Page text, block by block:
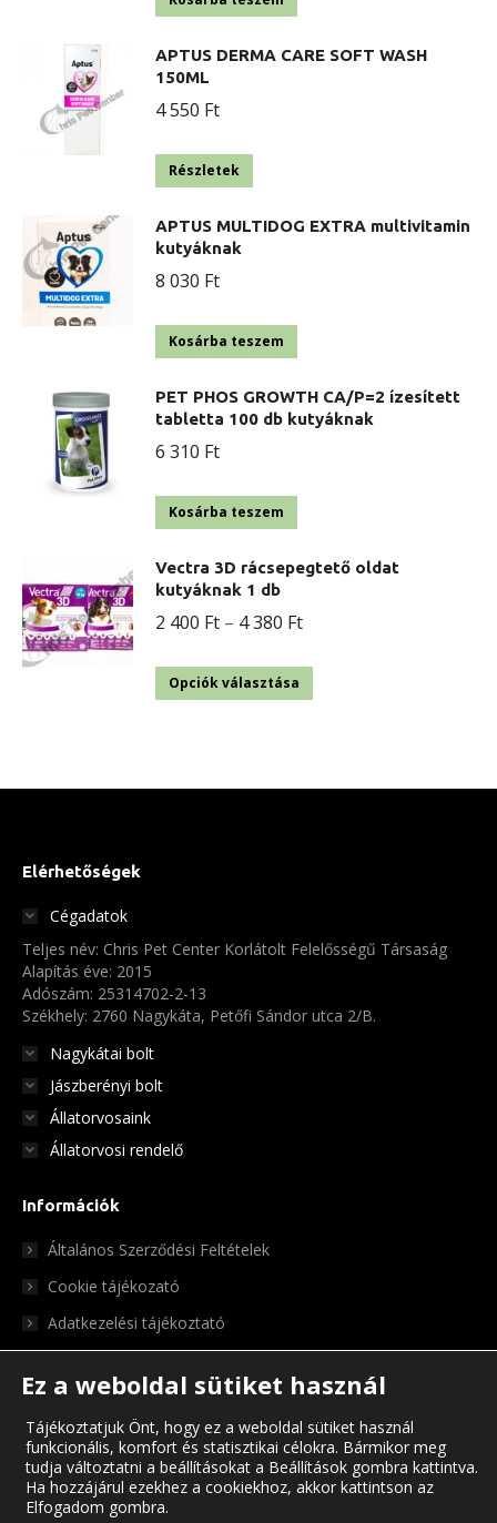
APTUS DERMA CARE SOFT WASH
150ML
4 550 Ft
Részletek
APTUS MULTIDOG EXTRA multivitamin
kutyáknak
8 030 Ft
Kosárba teszem
PET PHOS GROWTH CA/P=2 ízesített
tabletta 100 db kutyáknak
6 310 Ft
Kosárba teszem
Vectra 3D rácsepegtető oldat
kutyáknak 1 db
2 400 Ft – 4 380 FtÁrtartomány:
Opciók választása
termékoldalon
ki
Elérhetőségek
Cégadatok
Teljes név: Chris Pet Center Korlátolt Felelősségű Társaság
Alapítás éve: 2015
Adószám: 25314702-2-13
Székhely: 2760 Nagykáta, Petőfi Sándor utca 2/B.
Nagykátai bolt
Jászberényi bolt
Állatorvosaink
Állatorvosi rendelő
Információk
Általános Szerződési Feltételek
Cookie tájékozató
Adatkezelési tájékoztató
Ez a weboldal sütiket használ
Tájékoztatjuk Önt, hogy ez a weboldal sütiket használ
funkcionális, komfort és statisztikai célokra. Bármikor meg
tudja változtatni a beállításokat a Beállítások gombra kattintva.
Ha hozzájárul ezekhez a cookiekhoz, akkor kattintson az
Elfogadom gombra.